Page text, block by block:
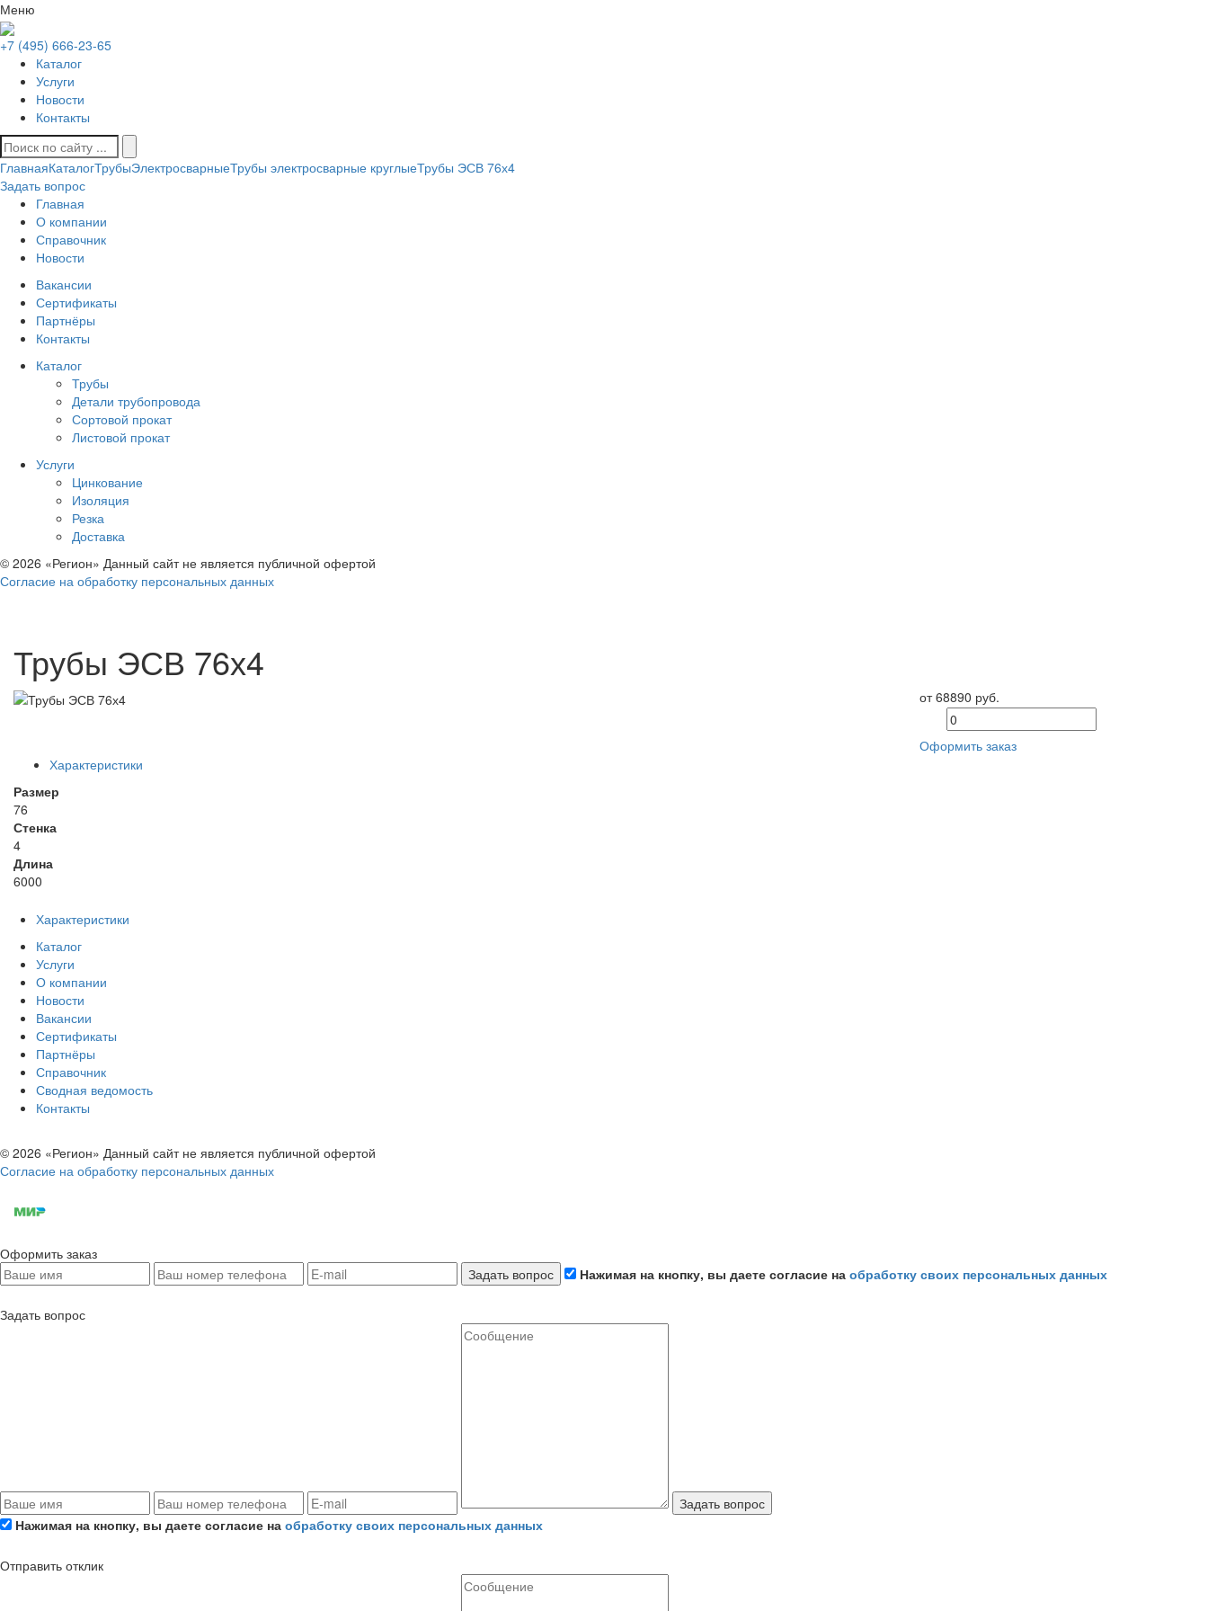
Меню
+7 (495) 666-23-65
Каталог
Услуги
Новости
Контакты
ГлавнаяКаталогТрубыЭлектросварныеТрубы электросварные круглыеТрубы ЭСВ 76х4
Задать вопрос
Главная
О компании
Справочник
Новости
Вакансии
Сертификаты
Партнёры
Контакты
Каталог
Трубы
Детали трубопровода
Сортовой прокат
Листовой прокат
Услуги
Цинкование
Изоляция
Резка
Доставка
© 2026 «Регион» Данный сайт не является публичной офертой
Согласие на обработку персональных данных
Трубы ЭСВ 76х4
от 68890 руб.
Оформить заказ
Характеристики
Размер
76
Стенка
4
Длина
6000
Характеристики
Каталог
Услуги
О компании
Новости
Вакансии
Сертификаты
Партнёры
Справочник
Сводная ведомость
Контакты
© 2026 «Регион» Данный сайт не является публичной офертой
Согласие на обработку персональных данных
Оформить заказ
Задать вопрос
Нажимая на кнопку, вы даете согласие на обработку своих персональных данных
Задать вопрос
Задать вопрос
Нажимая на кнопку, вы даете согласие на обработку своих персональных данных
Отправить отклик